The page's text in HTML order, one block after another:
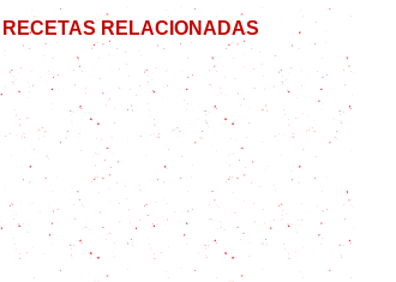
RECETAS RELACIONADAS
Qué es el Cilantro, para que sirve y
5 claves para usarlo
Cómo hacer un Negroni: Fácil y
delicioso